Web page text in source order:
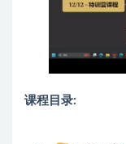
课程目录: